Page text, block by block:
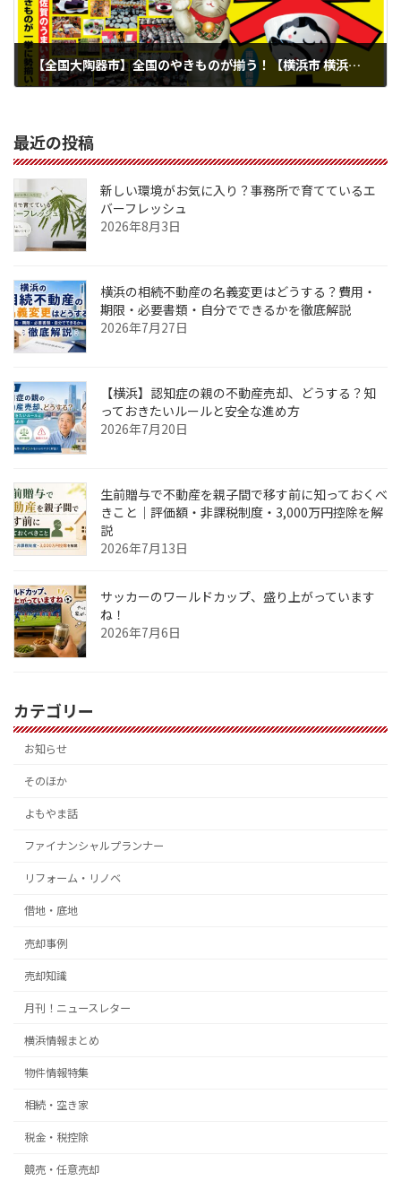
【全国大陶器市】全国のやきものが揃う！【横浜市 横浜大通り公園 石の広場】
最近の投稿
新しい環境がお気に入り？事務所で育てているエ
バーフレッシュ
2026年8月3日
横浜の相続不動産の名義変更はどうする？費用・
期限・必要書類・自分でできるかを徹底解説
2026年7月27日
【横浜】認知症の親の不動産売却、どうする？知
っておきたいルールと安全な進め方
2026年7月20日
生前贈与で不動産を親子間で移す前に知っておくべ
きこと｜評価額・非課税制度・3,000万円控除を解
説
2026年7月13日
サッカーのワールドカップ、盛り上がっています
ね！
2026年7月6日
カテゴリー
お知らせ
そのほか
よもやま話
ファイナンシャルプランナー
リフォーム・リノベ
借地・底地
売却事例
売却知識
月刊！ニュースレター
横浜情報まとめ
物件情報特集
相続・空き家
税金・税控除
競売・任意売却